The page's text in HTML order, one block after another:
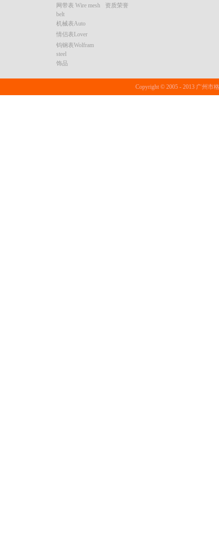
网带表 Wire mesh
belt
机械表Auto
情侣表Lover
钨钢表Wolfram
steel
饰品
资质荣誉
Copyright © 2005 - 2013 广州市